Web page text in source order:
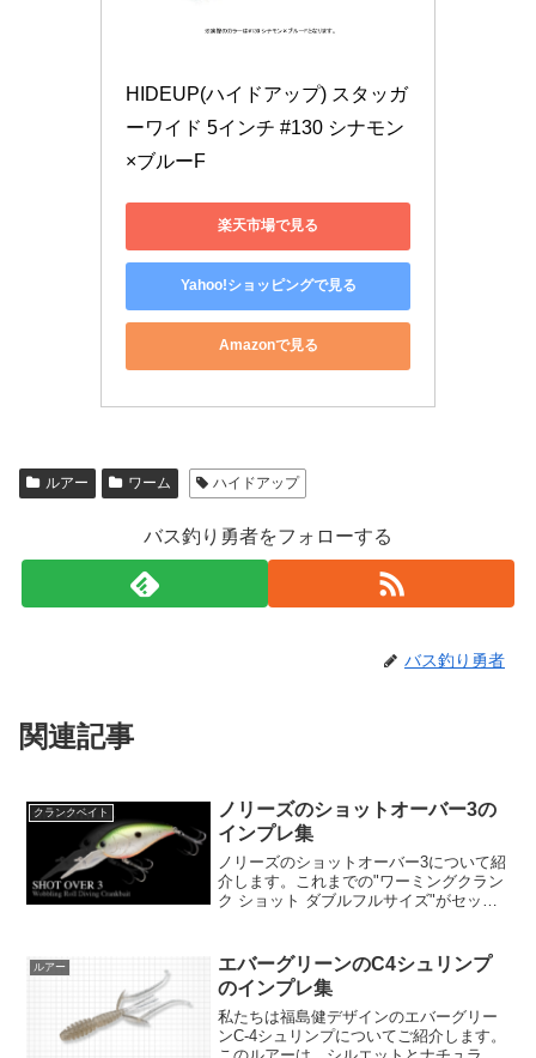
HIDEUP(ハイドアップ) スタッガ
ーワイド 5インチ #130 シナモン
×ブルーF
楽天市場で見る
Yahoo!ショッピングで見る
Amazonで見る
ルアー ワーム ハイドアップ
バス釣り勇者をフォローする
バス釣り勇者
関連記事
クランクベイト
ノリーズのショットオーバー3の
インプレ集
ノリーズのショットオーバー3について紹
介します。これまでの"ワーミングクラン
ク ショット ダブルフルサイズ"がセッテ
は、3m前後のレンジを攻略するためのア
イテムで、ボ...
ルアー
エバーグリーンのC4シュリンプ
のインプレ集
私たちは福島健デザインのエバーグリー
ンC-4シュリンプについてご紹介します。